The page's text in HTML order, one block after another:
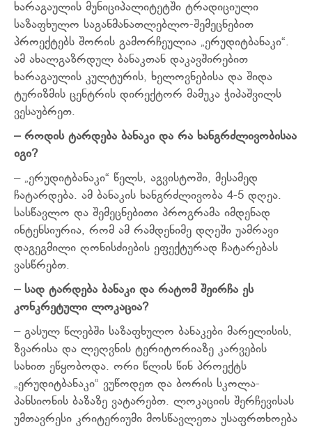
ხარაგაულის მუნიციპალიტეტში ტრადიციული
საზაფხულო საგანმანათლებლო-შემეცნებით
პროექტებს შორის გამორჩეულია „ერუდიტბანაკი“.
ამ ახალგაზრდულ ბანაკთან დაკავშირებით
ხარაგაულის კულტურის, ხელოვნებისა და შიდა
ტურიზმის ცენტრის დირექტორ მამუკა ჭიპაშვილს
ვესაუბრეთ.
– როდის ტარდება ბანაკი და რა ხანგრძლივობისაა
იგი?
– „ერუდიტბანაკი“ წელს, აგვისტოში, მესამედ
ჩატარდება. ამ ბანაკის ხანგრძლივობა 4-5 დღეა.
სასწავლო და შემეცნებითი პროგრამა იმდენად
ინტენსიურია, რომ ამ რამდენიმე დღეში უამრავი
დაგეგმილი ღონისძიების ეფექტურად ჩატარებას
ვასწრებთ.
– სად ტარდება ბანაკი და რატომ შეირჩა ეს
კონკრეტული ლოკაცია?
– გასულ წლებში საზაფხულო ბანაკები მარელისის,
ზვარისა და ლეღვნის ტერიტორიაზე კარვების
სახით ეწყობოდა. ორი წლის წინ პროექტს
„ერუდიტბანაკი“ ვუწოდეთ და ბორის სკოლა-
პანსიონის ბაზაზე ვატარებთ. ლოკაციის შერჩევისას
უმთავრესი კრიტერიუმი მოსწავლეთა უსაფრთხოება